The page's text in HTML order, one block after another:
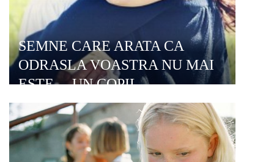
SEMNE CARE ARATA CA
ODRASLA VOASTRA NU MAI
ESTE …UN COPIL